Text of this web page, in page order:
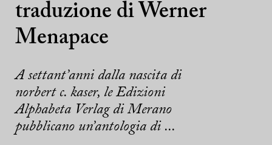
traduzione di Werner
Menapace
A settant’anni dalla nascita di
norbert c. kaser, le Edizioni
Alphabeta Verlag di Merano
pubblicano un’antologia di ...